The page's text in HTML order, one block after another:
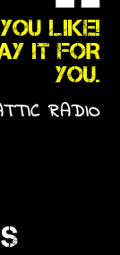
LIKE!
IT FOR
YOU.
RADIO